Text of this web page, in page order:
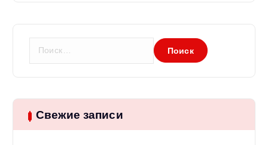
м
и
: Свежие записи